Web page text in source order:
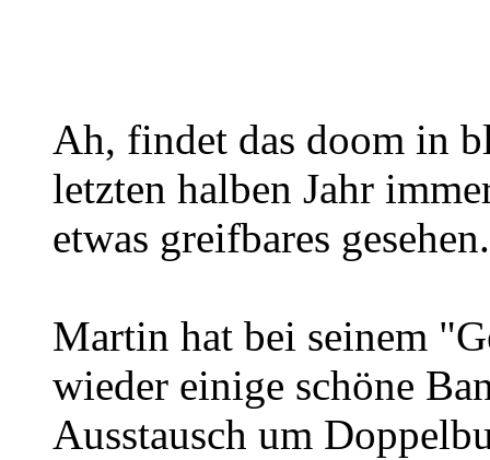
Ah, findet das doom in
letzten halben Jahr
etwas greifbares
Martin hat bei seinem
wieder einige schöne
Ausstausch um